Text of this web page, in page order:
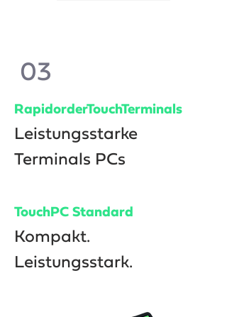
03
RapidorderTouchTerminals
Leistungsstarke
Terminals PCs
TouchPC Standard
Kompakt.
Leistungsstark.